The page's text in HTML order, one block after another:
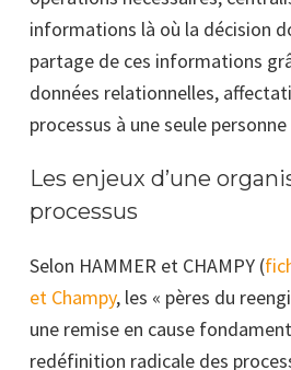
informations là où la décision
partage de ces informations
données relationnelles,
processus à une seule
Les enjeux d’une
processus
Selon HAMMER et CHAMPY (
et Champy, les « pères du
une remise en cause
redéfinition radicale des